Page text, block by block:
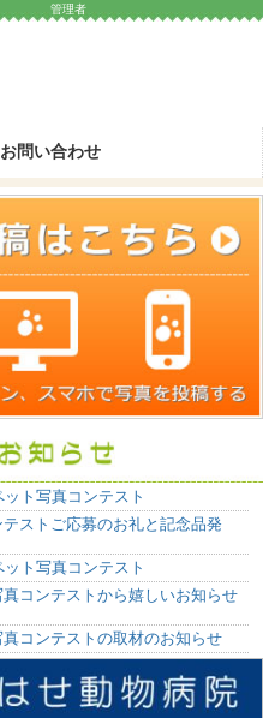
管理者
お問い合わせ